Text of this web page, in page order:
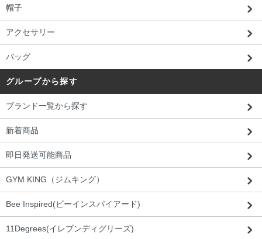
帽子
アクセサリー
バッグ
グループから探す
ブランド一覧から探す
新着商品
即日発送可能商品
GYM KING（ジムキング）
Bee Inspired(ビーインスパイアード)
11Degrees(イレブンディグリーズ)